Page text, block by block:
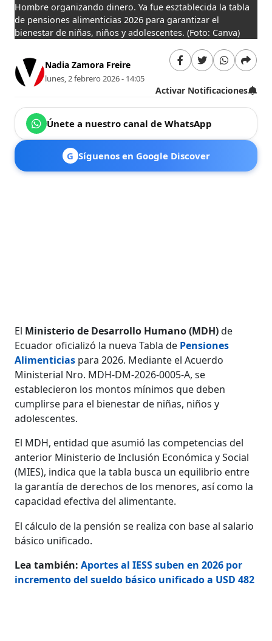
Hombre organizando dinero. Ya fue esztablecida la tabla
de pensiones alimenticias 2026 para garantizar el
bienestar de niñas, niños y adolescentes.(Foto: Canva)
Nadia Zamora Freire
lunes, 2 febrero 2026 - 14:05
Activar Notificaciones
Únete a nuestro canal de WhatsApp
G Síguenos en Google Discover
El Ministerio de Desarrollo Humano (MDH)de
Ecuador oficializó la nueva Tabla de Pensiones
Alimenticias para 2026. Mediante el Acuerdo
Ministerial Nro. MDH-DM-2026-0005-A, se
establecieron los montos mínimos que deben
cumplirse para el bienestar de niñas, niños y
adolescentes.
El MDH, entidad que asumió las competencias del
anterior Ministerio de Inclusión Económica y Social
(MIES), indica que la tabla busca un equilibrio entre
la garantía de derechos de los menores, así como la
capacidad efectiva del alimentante.
El cálculo de la pensión se realiza con base al salario
básico unificado.
Lea también: Aportes al IESS suben en 2026 por
incremento del sueldo básico unificado a USD 482